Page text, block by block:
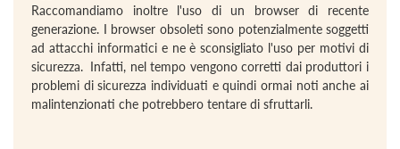
Raccomandiamo inoltre l'uso di un browser di recente
generazione. I browser obsoleti sono potenzialmente soggetti
ad attacchi informatici e ne è sconsigliato l'uso per motivi di
sicurezza. Infatti, nel tempo vengono corretti dai produttori i
problemi di sicurezza individuati e quindi ormai noti anche ai
malintenzionati che potrebbero tentare di sfruttarli.